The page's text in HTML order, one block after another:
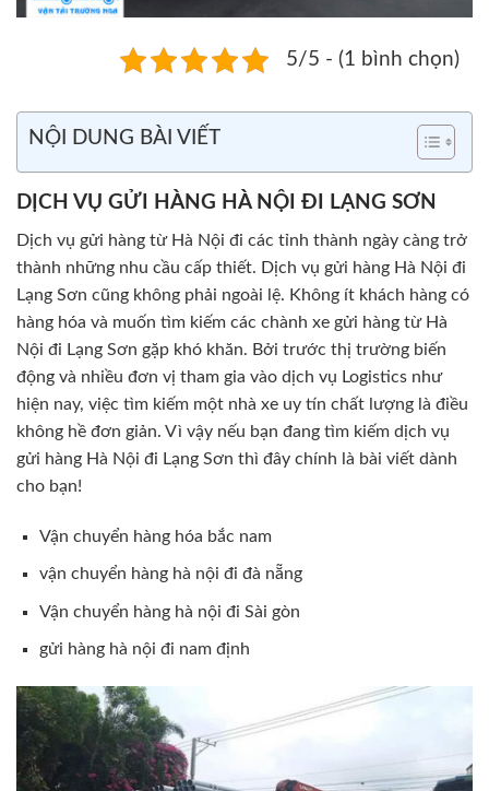
5/5 - (1 bình chọn)
NỘI DUNG BÀI VIẾT
DỊCH VỤ GỬI HÀNG HÀ NỘI ĐI LẠNG SƠN
Dịch vụ gửi hàng từ Hà Nội đi các tỉnh thành ngày càng trở
thành những nhu cầu cấp thiết. Dịch vụ gửi hàng Hà Nội đi
Lạng Sơn cũng không phải ngoài lệ. Không ít khách hàng có
hàng hóa và muốn tìm kiếm các chành xe gửi hàng từ Hà
Nội đi Lạng Sơn gặp khó khăn. Bởi trước thị trường biến
động và nhiều đơn vị tham gia vào dịch vụ Logistics như
hiện nay, việc tìm kiếm một nhà xe uy tín chất lượng là điều
không hề đơn giản. Vì vậy nếu bạn đang tìm kiếm dịch vụ
gửi hàng Hà Nội đi Lạng Sơn thì đây chính là bài viết dành
cho bạn!
Vận chuyển hàng hóa bắc nam
vận chuyển hàng hà nội đi đà nẵng
Vận chuyển hàng hà nội đi Sài gòn
gửi hàng hà nội đi nam định